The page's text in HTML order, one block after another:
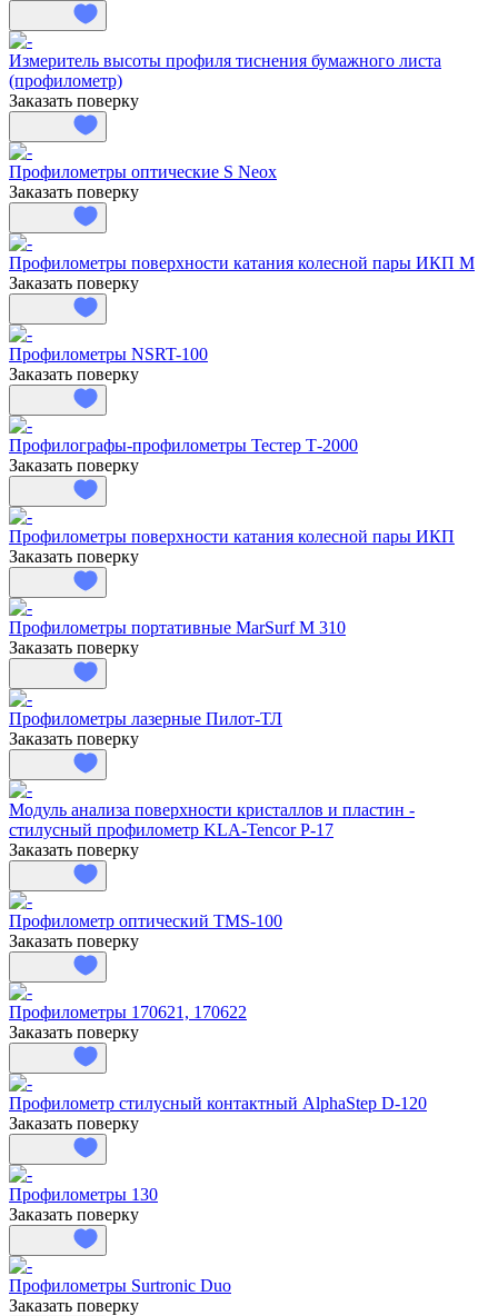
Измеритель высоты профиля тиснения бумажного листа
(профилометр)
Заказать поверку
Профилометры оптические S Neox
Заказать поверку
Профилометры поверхности катания колесной пары ИКП М
Заказать поверку
Профилометры NSRT-100
Заказать поверку
Профилографы-профилометры Тестер Т-2000
Заказать поверку
Профилометры поверхности катания колесной пары ИКП
Заказать поверку
Профилометры портативные MarSurf М 310
Заказать поверку
Профилометры лазерные Пилот-ТЛ
Заказать поверку
Модуль анализа поверхности кристаллов и пластин -
стилусный профилометр KLA-Tencor P-17
Заказать поверку
Профилометр оптический TMS-100
Заказать поверку
Профилометры 170621, 170622
Заказать поверку
Профилометр стилусный контактный AlphaStep D-120
Заказать поверку
Профилометры 130
Заказать поверку
Профилометры Surtronic Duo
Заказать поверку